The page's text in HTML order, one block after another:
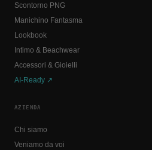
Scontorno PNG
Manichino Fantasma
Lookbook
Intimo & Beachwear
Accessori & Gioielli
AI-Ready ↗
AZIENDA
Chi siamo
Veniamo da voi